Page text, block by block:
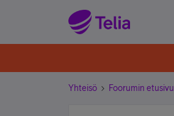
Yhteisö Foorumin etusivu